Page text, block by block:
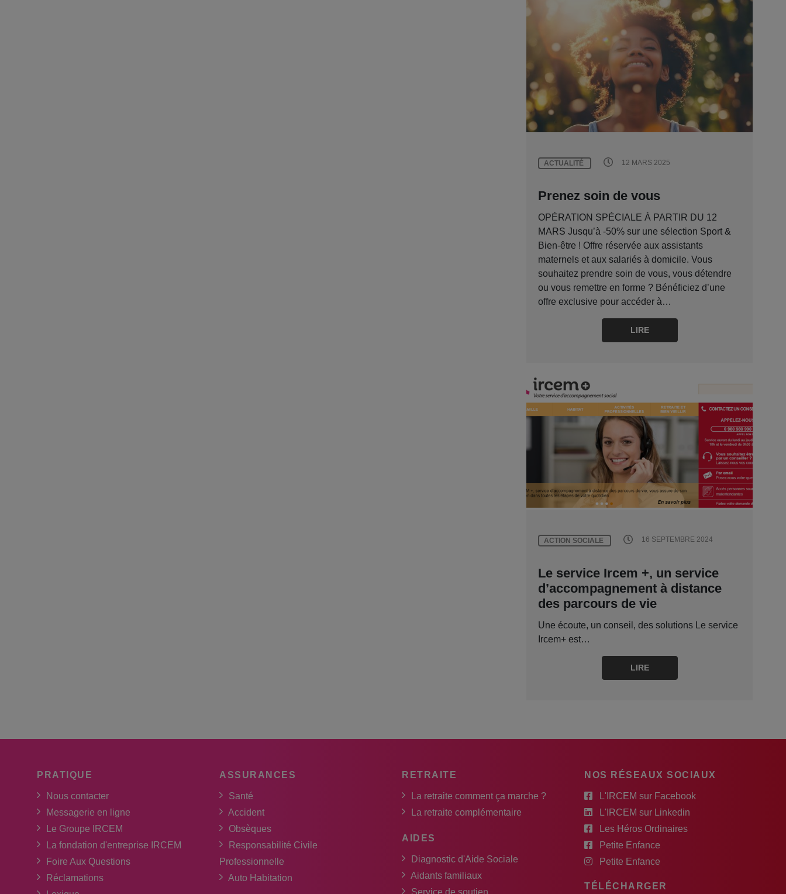
ACTUALITÉ 12 MARS 2025
Prenez soin de vous
OPÉRATION SPÉCIALE À PARTIR DU 12
MARS Jusqu’à -50% sur une sélection Sport &
Bien-être ! Offre réservée aux assistants
maternels et aux salariés à domicile. Vous
souhaitez prendre soin de vous, vous détendre
ou vous remettre en forme ? Bénéficiez d’une
offre exclusive pour accéder à…
LIRE
ACTION SOCIALE 16 SEPTEMBRE 2024
Le service Ircem +, un service
d’accompagnement à distance
des parcours de vie
Une écoute, un conseil, des solutions Le service
Ircem+ est…
LIRE
PRATIQUE
Nous contacter
Messagerie en ligne
Le Groupe IRCEM
La fondation d'entreprise IRCEM
Foire Aux Questions
Réclamations
ASSURANCES
Santé
Accident
Obsèques
Responsabilité Civile
Professionnelle
Auto Habitation
RETRAITE
La retraite comment ça marche ?
La retraite complémentaire
AIDES
Diagnostic d'Aide Sociale
Aidants familiaux
Service de soutien
NOS RÉSEAUX SOCIAUX
L'IRCEM sur Facebook
L'IRCEM sur Linkedin
Les Héros Ordinaires
Petite Enfance
Petite Enfance
TÉLÉCHARGER